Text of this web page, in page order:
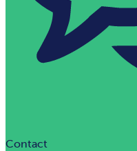
Contact